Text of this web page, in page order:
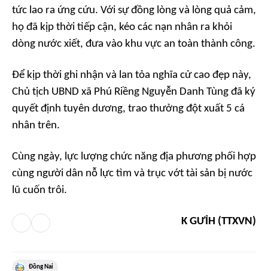
tức lao ra ứng cứu. Với sự đồng lòng và lòng quả cảm,
họ đã kịp thời tiếp cận, kéo các nạn nhân ra khỏi
dòng nước xiết, đưa vào khu vực an toàn thành công.
Để kịp thời ghi nhận và lan tỏa nghĩa cử cao đẹp này,
Chủ tịch UBND xã Phú Riềng Nguyễn Danh Tùng đã ký
quyết định tuyên dương, trao thưởng đột xuất 5 cá
nhân trên.
Cùng ngày, lực lượng chức năng địa phương phối hợp
cùng người dân nỗ lực tìm và trục vớt tài sản bị nước
lũ cuốn trôi.
K GƯỈH (TTXVN)
Đồng Nai